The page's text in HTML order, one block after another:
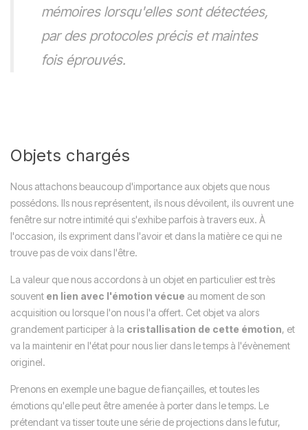
mémoires lorsqu'elles sont détectées,
par des protocoles précis et maintes
fois éprouvés.
Objets chargés
Nous attachons beaucoup d'importance aux objets que nous
possédons. Ils nous représentent, ils nous dévoilent, ils ouvrent une
fenêtre sur notre intimité qui s'exhibe parfois à travers eux. À
l'occasion, ils expriment dans l'avoir et dans la matière ce qui ne
trouve pas de voix dans l'être.
La valeur que nous accordons à un objet en particulier est très
souvent en lien avec l'émotion vécue au moment de son
acquisition ou lorsque l'on nous l'a offert. Cet objet va alors
grandement participer à la cristallisation de cette émotion, et
va la maintenir en l'état pour nous lier dans le temps à l'évènement
originel.
Prenons en exemple une bague de fiançailles, et toutes les
émotions qu'elle peut être amenée à porter dans le temps. Le
prétendant va tisser toute une série de projections dans le futur,